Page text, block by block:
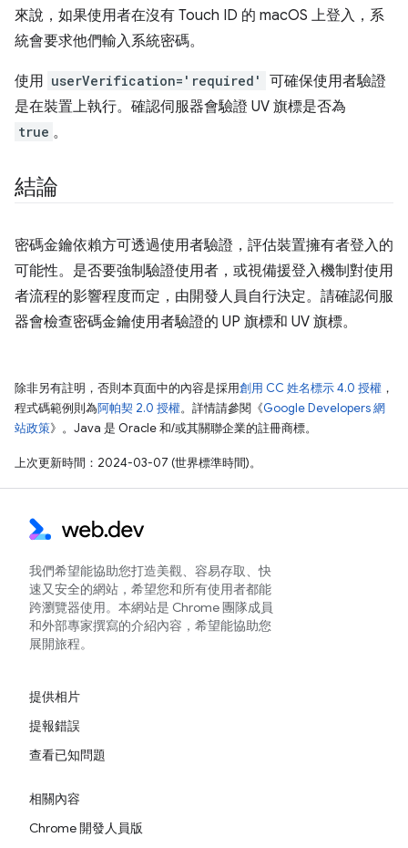
來說，如果使用者在沒有 Touch ID 的 macOS 上登入，系
統會要求他們輸入系統密碼。
使用 userVerification='required'
可確保使用者驗證
是在裝置上執行。確認伺服器會驗證 UV 旗標是否為
true 。
結論
密碼金鑰依賴方可透過使用者驗證，評估裝置擁有者登入的
可能性。是否要強制驗證使用者，或視備援登入機制對使用
者流程的影響程度而定，由開發人員自行決定。請確認伺服
器會檢查密碼金鑰使用者驗證的 UP 旗標和 UV 旗標。
除非另有註明，否則本頁面中的內容是採用創用 CC 姓名標示 4.0 授權 ，
程式碼範例則為阿帕契 2.0 授權。詳情請參閱《Google Developers 網
站政策》。Java 是 Oracle 和/或其關聯企業的註冊商標。
上次更新時間：2024-03-07 (世界標準時間)。
我們希望能協助您打造美觀、容易存取、快
速又安全的網站，希望您和所有使用者都能
跨瀏覽器使用。本網站是 Chrome 團隊成員
和外部專家撰寫的介紹內容，希望能協助您
展開旅程。
提供相片
提報錯誤
查看已知問題
相關內容
Chrome 開發人員版